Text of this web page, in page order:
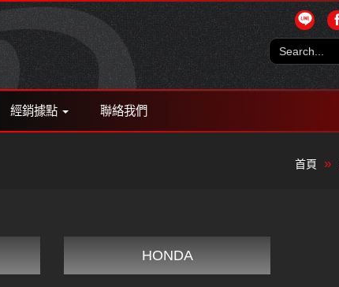
經銷據點 聯絡我們
首頁
HONDA